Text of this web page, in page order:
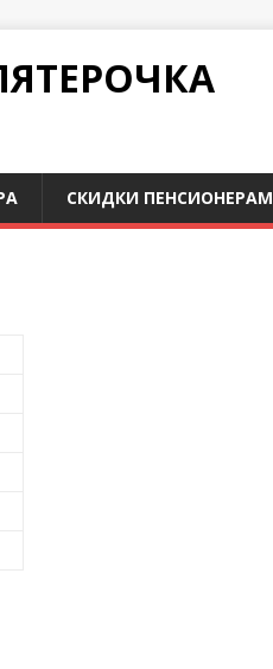
СКИДКИ ПЕНСИОНЕРАМ